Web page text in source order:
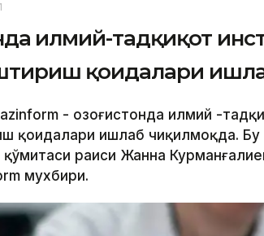
илмий-тадқиқот
қоидалари
- Қозоғистонда илмий -
қоидалари ишлаб чиқилмоқда. Бу
қўмитаси раиси Жанна
мухбири.